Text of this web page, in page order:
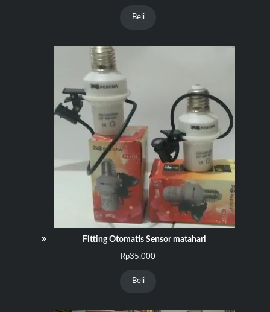
adalah:
Beli
Fitting Otomatis Sensor matahari
Rp35.000
Beli